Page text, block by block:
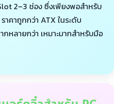
2–3 ช่อง ซึ่งเพียงพอสำหรับ
าคาถูกกว่า ATX ในระดับ
กหลายกว่า เหมาะมากสำหรับมือ